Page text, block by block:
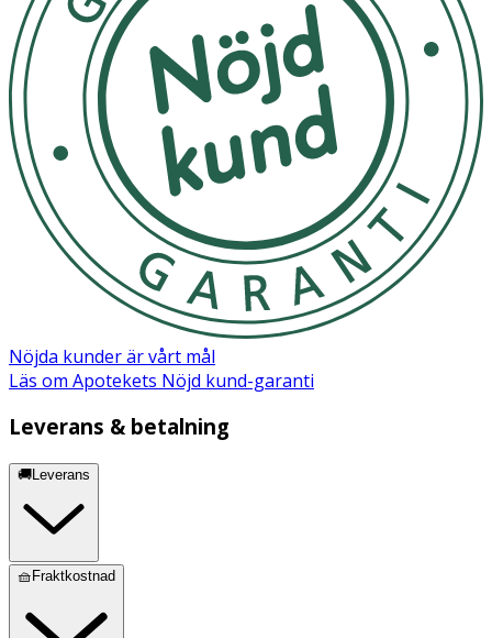
· Lämplig för både mat och vatten
Användning
· Fäll ut skålen vid behov.
· Servera mat eller vatten.
· Rengör regelbundet efter användning.
Förvaring
Förvaras utom räckhåll från djuret.
Nöjda kunder är vårt mål
Läs om Apotekets Nöjd kund-garanti
Leverans & betalning
🚚Leverans
🧺Fraktkostnad